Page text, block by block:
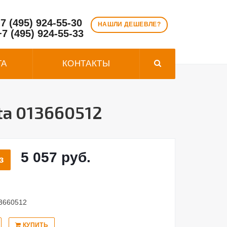
НАШЛИ ДЕШЕВЛЕ?
(495) 924-55-30
(495) 924-55-33
КОНТАКТЫ
013660512
5 057 руб.
КУПИТЬ